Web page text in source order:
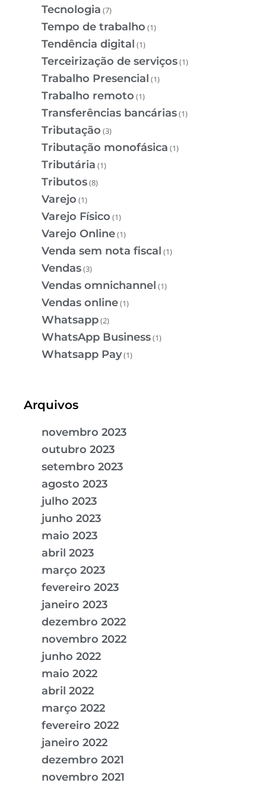
Tecnologia (7)
Tempo de trabalho (1)
Tendência digital (1)
Terceirização de serviços(1)
Trabalho Presencial (1)
Trabalho remoto (1)
Transferências bancárias(1)
Tributação (3)
Tributação monofásica (1)
Tributária (1)
Tributos(8)
Varejo (1)
Varejo Físico (1)
Varejo Online(1)
Venda sem nota fiscal (1)
Vendas(3)
Vendas omnichannel (1)
Vendas online(1)
Whatsapp(2)
WhatsApp Business(1)
Whatsapp Pay(1)
Arquivos
novembro 2023
outubro 2023
setembro 2023
agosto 2023
julho 2023
junho 2023
maio 2023
abril 2023
março 2023
fevereiro 2023
janeiro 2023
dezembro 2022
novembro 2022
junho 2022
maio 2022
abril 2022
março 2022
fevereiro 2022
janeiro 2022
dezembro 2021
novembro 2021